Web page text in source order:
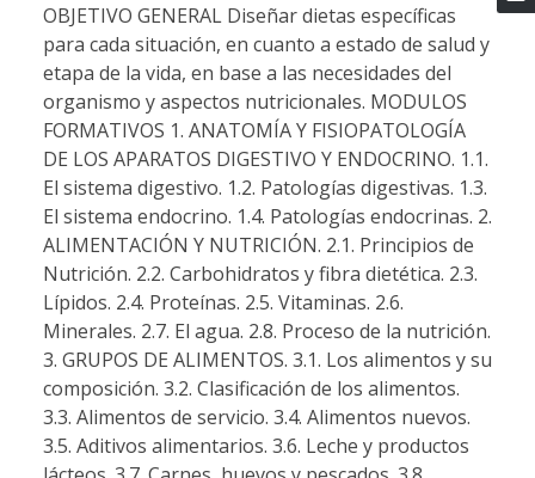
OBJETIVO GENERAL Diseñar dietas específicas
para cada situación, en cuanto a estado de salud y
etapa de la vida, en base a las necesidades del
organismo y aspectos nutricionales. MODULOS
FORMATIVOS 1. ANATOMÍA Y FISIOPATOLOGÍA
DE LOS APARATOS DIGESTIVO Y ENDOCRINO. 1.1.
El sistema digestivo. 1.2. Patologías digestivas. 1.3.
El sistema endocrino. 1.4. Patologías endocrinas. 2.
ALIMENTACIÓN Y NUTRICIÓN. 2.1. Principios de
Nutrición. 2.2. Carbohidratos y fibra dietética. 2.3.
Lípidos. 2.4. Proteínas. 2.5. Vitaminas. 2.6.
Minerales. 2.7. El agua. 2.8. Proceso de la nutrición.
3. GRUPOS DE ALIMENTOS. 3.1. Los alimentos y su
composición. 3.2. Clasificación de los alimentos.
3.3. Alimentos de servicio. 3.4. Alimentos nuevos.
3.5. Aditivos alimentarios. 3.6. Leche y productos